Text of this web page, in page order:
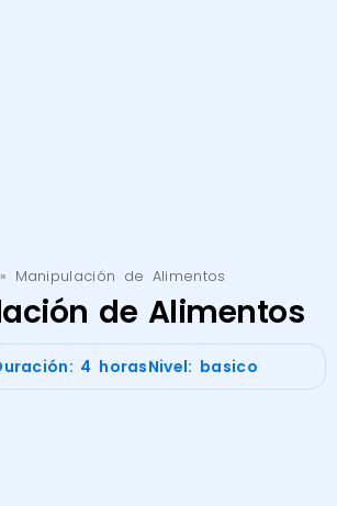
» Manipulación de Alimentos
de Alimentos
4 horasNivel: basico